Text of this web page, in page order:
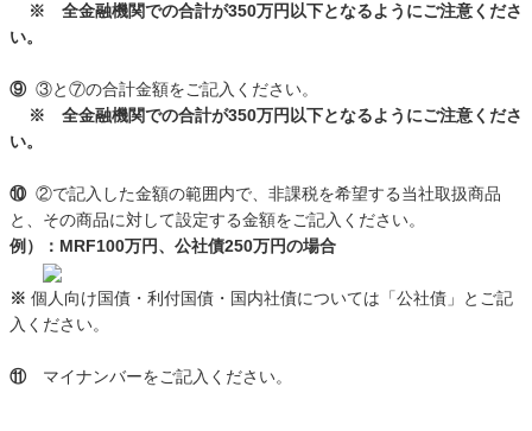
※ 全金融機関での合計が350万円以下となるようにご注意くださ
い。
⑨③と⑦の合計金額をご記入ください。
※ 全金融機関での合計が350万円以下となるようにご注意くださ
い。
⑩②で記入した金額の範囲内で、非課税を希望する当社取扱商品
と、その商品に対して設定する金額をご記入ください。
例）：MRF100万円、公社債250万円の場合
※ 個人向け国債・利付国債・国内社債については「公社債」とご記
入ください。
⑪マイナンバーをご記入ください。